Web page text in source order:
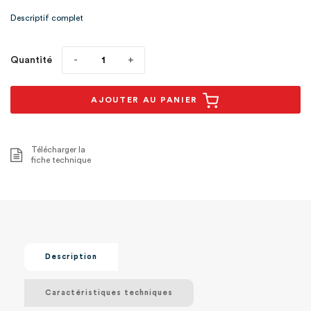
Descriptif complet
Quantité
AJOUTER AU PANIER
Télécharger la
fiche technique
Description
Caractéristiques techniques